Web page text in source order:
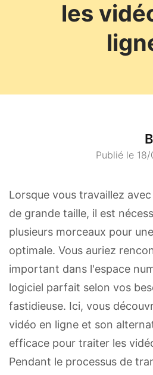
les
Publié le
Lorsque vous travaillez
de grande taille, il est
plusieurs morceaux pour
optimale. Vous auriez
important dans l'espace
logiciel parfait selon vos
fastidieuse. Ici, vous
vidéo en ligne et son
efficace pour traiter les
Pendant le processus de